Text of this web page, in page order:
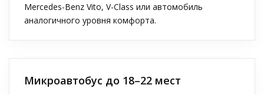
Mercedes-Benz Vito, V-Class или автомобиль
аналогичного уровня комфорта.
Микроавтобус до 18–22 мест